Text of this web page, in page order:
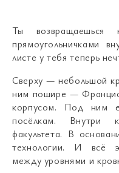
Ты возвращаешься
прямоугольничками
листе у тебя теперь
Сверху — небольшой
ним пошире —
корпусом. Под ним
посёлкам.
факультета. В
технологии. И всё
между уровнями и